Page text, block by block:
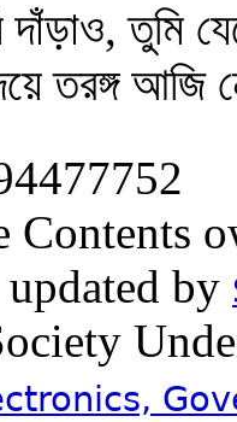
দাঁড়াও, তুমি
তরঙ্গ আজি
by